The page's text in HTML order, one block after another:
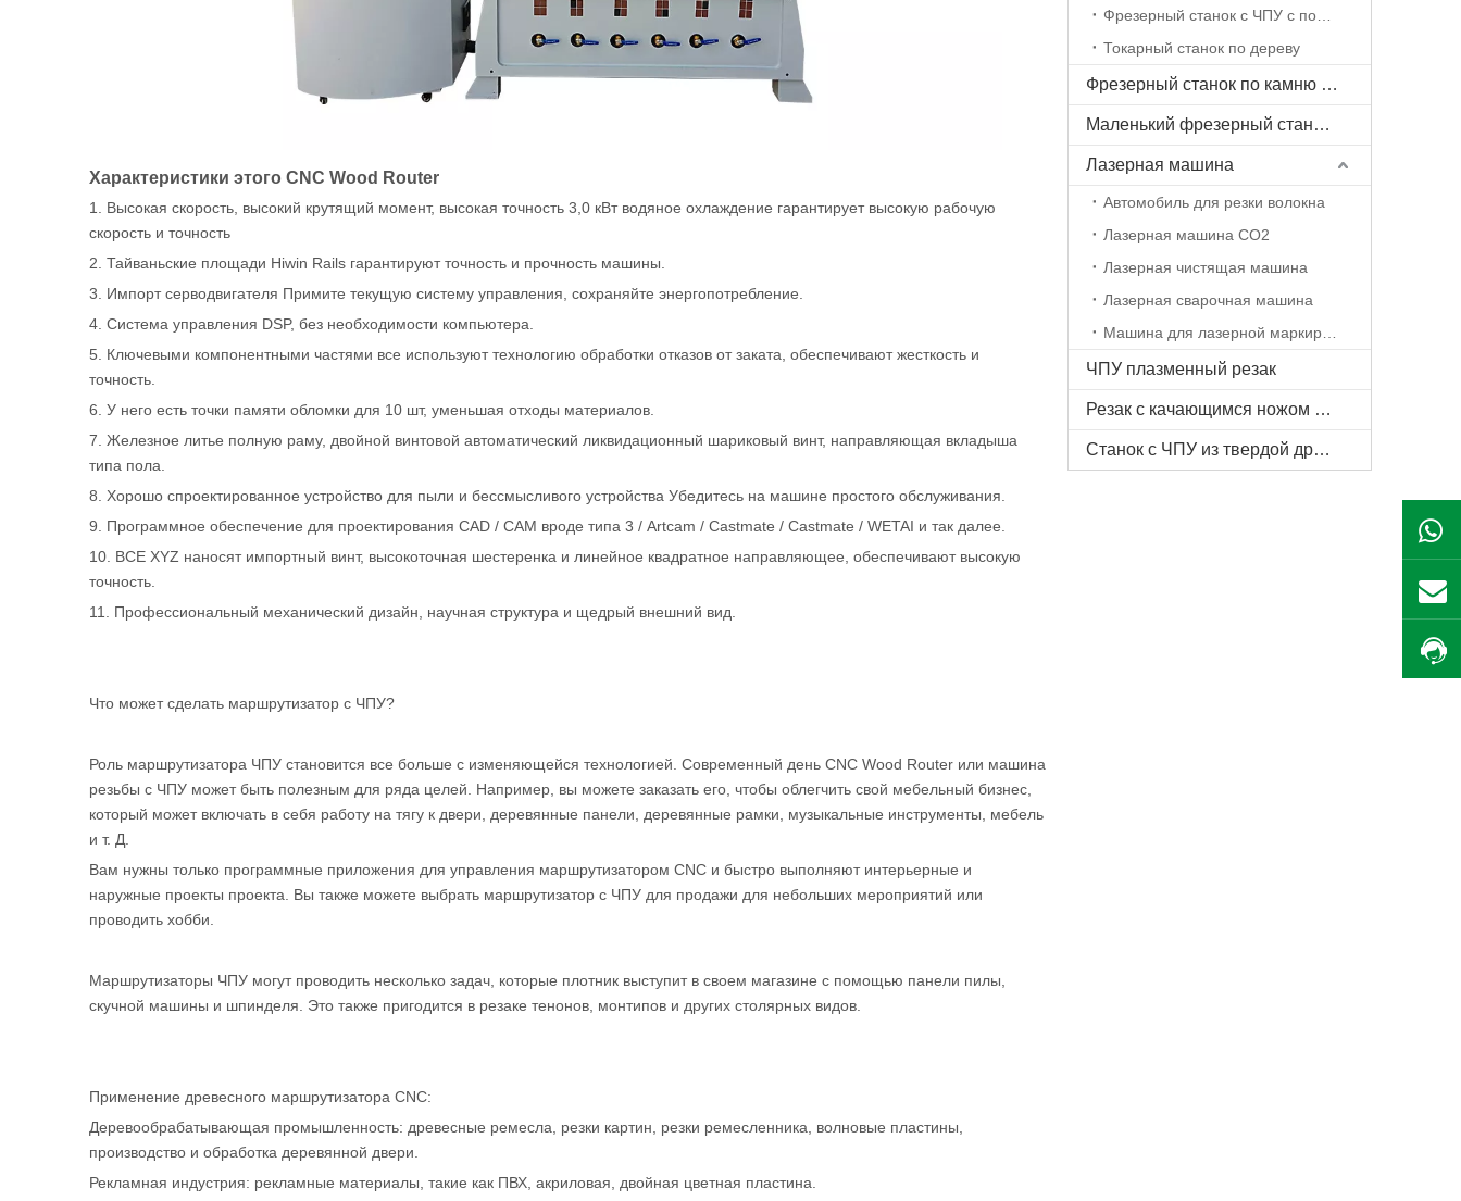
Характеристики этого CNC Wood Router
1. Высокая скорость, высокий крутящий момент, высокая точность 3,0 кВт водяное охлаждение гарантирует высокую рабочую
скорость и точность
2. Тайваньские площади Hiwin Rails гарантируют точность и прочность машины.
3. Импорт серводвигателя Примите текущую систему управления, сохраняйте энергопотребление.
4. Система управления DSP, без необходимости компьютера.
5. Ключевыми компонентными частями все используют технологию обработки отказов от заката, обеспечивают жесткость и
точность.
6. У него есть точки памяти обломки для 10 шт, уменьшая отходы материалов.
7. Железное литье полную раму, двойной винтовой автоматический ликвидационный шариковый винт, направляющая вкладыша
типа пола.
8. Хорошо спроектированное устройство для пыли и бессмысливого устройства Убедитесь на машине простого обслуживания.
9. Программное обеспечение для проектирования CAD / CAM вроде типа 3 / Artcam / Castmate / Castmate / WETAI и так далее.
10. ВСЕ XYZ наносят импортный винт, высокоточная шестеренка и линейное квадратное направляющее, обеспечивают высокую
точность.
11. Профессиональный механический дизайн, научная структура и щедрый внешний вид.
Что может сделать маршрутизатор с ЧПУ?
Роль маршрутизатора ЧПУ становится все больше с изменяющейся технологией. Современный день CNC Wood Router или машина
резьбы с ЧПУ может быть полезным для ряда целей. Например, вы можете заказать его, чтобы облегчить свой мебельный бизнес,
который может включать в себя работу на тягу к двери, деревянные панели, деревянные рамки, музыкальные инструменты, мебель
и т. Д.
Вам нужны только программные приложения для управления маршрутизатором CNC и быстро выполняют интерьерные и
наружные проекты проекта. Вы также можете выбрать маршрутизатор с ЧПУ для продажи для небольших мероприятий или
проводить хобби.
Маршрутизаторы ЧПУ могут проводить несколько задач, которые плотник выступит в своем магазине с помощью панели пилы,
скучной машины и шпинделя. Это также пригодится в резаке тенонов, монтипов и других столярных видов.
Применение древесного маршрутизатора CNC:
Деревообрабатывающая промышленность: древесные ремесла, резки картин, резки ремесленника, волновые пластины,
производство и обработка деревянной двери.
Рекламная индустрия: рекламные материалы, такие как ПВХ, акриловая, двойная цветная пластина.
Токарный станок по дереву
Фрезерный станок по камню с ЧПУ
Маленький фрезерный станок с ЧПУ
Лазерная машина
Автомобиль для резки волокна
Лазерная машина CO2
Лазерная чистящая машина
Лазерная сварочная машина
ЧПУ плазменный резак
Резак с качающимся ножом с ЧПУ
Станок с ЧПУ из твердой древесины